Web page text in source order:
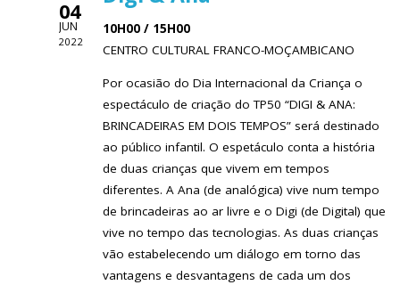
04
JUN
2022
10H00 / 15H00
CENTRO CULTURAL FRANCO-MOÇAMBICANO
Por ocasião do Dia Internacional da Criança o
espectáculo de criação do TP50 “DIGI & ANA:
BRINCADEIRAS EM DOIS TEMPOS” será destinado
ao público infantil. O espetáculo conta a história
de duas crianças que vivem em tempos
diferentes. A Ana (de analógica) vive num tempo
de brincadeiras ao ar livre e o Digi (de Digital) que
vive no tempo das tecnologias. As duas crianças
vão estabelecendo um diálogo em torno das
vantagens e desvantagens de cada um dos